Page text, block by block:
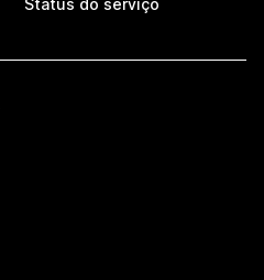
Status do serviço